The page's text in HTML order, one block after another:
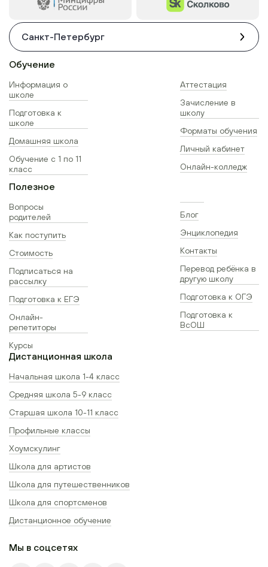
Санкт-Петербург
Обучение
Информация о
школе
Подготовка к
школе
Домашняя школа
Обучение с 1 по 11
класс
Аттестация
Зачисление в
школу
Форматы обучения
Личный кабинет
Онлайн-колледж
Полезное
Вопросы
родителей
Как поступить
Стоимость
Подписаться на
рассылку
Подготовка к ЕГЭ
Онлайн-
репетиторы
Курсы
Блог
Энциклопедия
Контакты
Перевод ребёнка в
другую школу
Подготовка к ОГЭ
Подготовка к
ВсОШ
Дистанционная школа
Начальная школа 1-4 класс
Средняя школа 5-9 класс
Старшая школа 10-11 класс
Профильные классы
Хоумскулинг
Школа для артистов
Школа для путешественников
Школа для спортсменов
Дистанционное обучение
Мы в соцсетях